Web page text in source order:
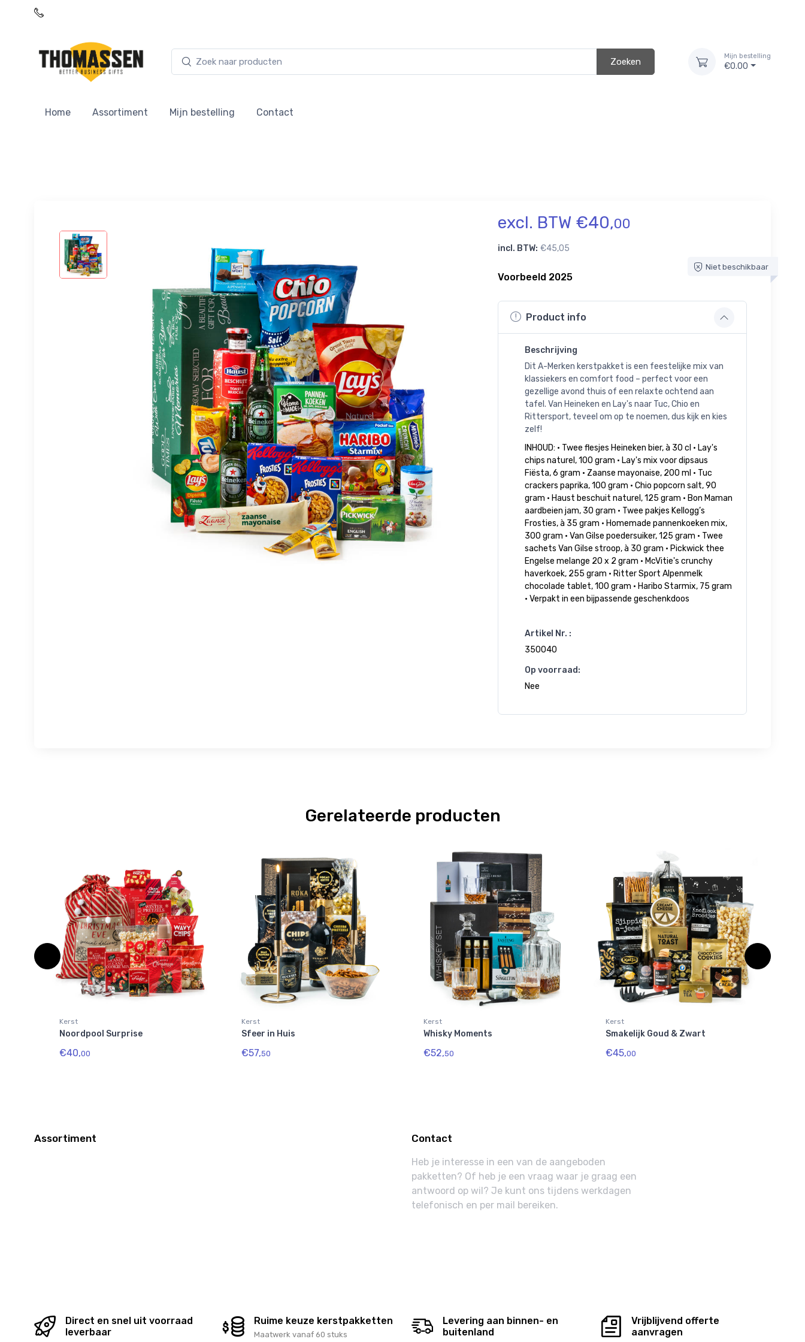
Zoeken
Mijn bestelling
€0.00
Home Assortiment Mijn bestelling Contact
excl. BTW €40,00
incl. BTW: €45,05
Niet beschikbaar
Voorbeeld 2025
Product info
Beschrijving
Dit A-Merken kerstpakket is een feestelijke mix van
klassiekers en comfort food – perfect voor een
gezellige avond thuis of een relaxte ochtend aan
tafel. Van Heineken en Lay's naar Tuc, Chio en
Rittersport, teveel om op te noemen, dus kijk en kies
zelf!
INHOUD: • Twee flesjes Heineken bier, à 30 cl • Lay's
chips naturel, 100 gram • Lay's mix voor dipsaus
Fiësta, 6 gram • Zaanse mayonaise, 200 ml • Tuc
crackers paprika, 100 gram • Chio popcorn salt, 90
gram • Haust beschuit naturel, 125 gram • Bon Maman
aardbeien jam, 30 gram • Twee pakjes Kellogg’s
Frosties, à 35 gram • Homemade pannenkoeken mix,
300 gram • Van Gilse poedersuiker, 125 gram • Twee
sachets Van Gilse stroop, à 30 gram • Pickwick thee
Engelse melange 20 x 2 gram • McVitie's crunchy
haverkoek, 255 gram • Ritter Sport Alpenmelk
chocolade tablet, 100 gram • Haribo Starmix, 75 gram
• Verpakt in een bijpassende geschenkdoos
Artikel Nr. :
350040
Op voorraad:
Nee
Gerelateerde producten
Kerst
Noordpool Surprise
€40,00
Kerst
Sfeer in Huis
€57,50
Kerst
Whisky Moments
€52,50
Kerst
Smakelijk Goud & Zwart
€45,00
Assortiment Contact
Heb je interesse in een van de aangeboden
pakketten? Of heb je een vraag waar je graag een
antwoord op wil? Je kunt ons tijdens werkdagen
telefonisch en per mail bereiken.
Direct en snel uit voorraad
leverbaar
Ruime keuze kerstpakketten
Maatwerk vanaf 60 stuks
Levering aan binnen- en
buitenland
Vrijblijvend offerte
aanvragen